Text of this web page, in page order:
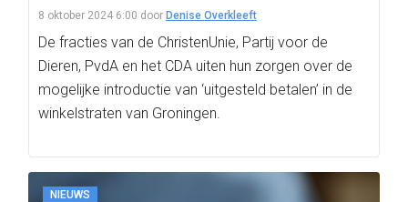
8 oktober 2024 6:00 door Denise Overkleeft
De fracties van de ChristenUnie, Partij voor de
Dieren, PvdA en het CDA uiten hun zorgen over de
mogelijke introductie van ‘uitgesteld betalen’ in de
winkelstraten van Groningen.
NIEUWS